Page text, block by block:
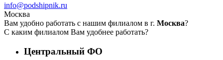
info@podshipnik.ru
Москва
Вам удобно работать с нашим филиалом в г. Москва?
С каким филиалом Вам удобнее работать?
Центральный ФО